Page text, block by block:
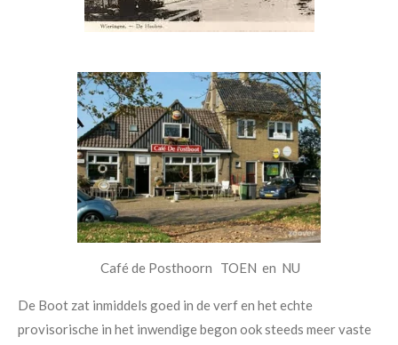
Café de Posthoorn TOEN en NU
De Boot zat inmiddels goed in de verf en het echte
provisorische in het inwendige begon ook steeds meer vaste